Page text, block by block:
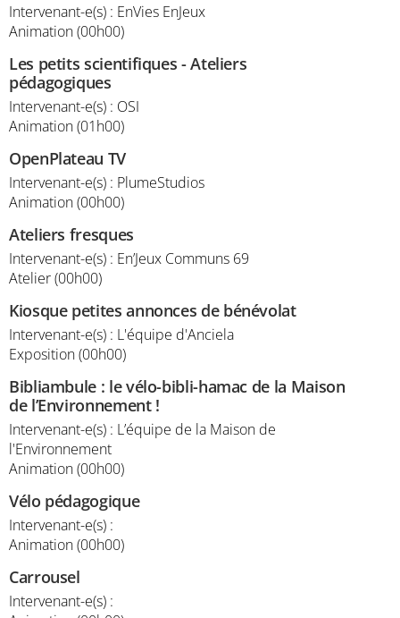
Intervenant-e(s) : EnVies EnJeux
Animation (00h00)
Les petits scientifiques - Ateliers
pédagogiques
Intervenant-e(s) : OSI
Animation (01h00)
OpenPlateau TV
Intervenant-e(s) : PlumeStudios
Animation (00h00)
Ateliers fresques
Intervenant-e(s) : En’Jeux Communs 69
Atelier (00h00)
Kiosque petites annonces de bénévolat
Intervenant-e(s) : L'équipe d'Anciela
Exposition (00h00)
Bibliambule : le vélo-bibli-hamac de la Maison
de l’Environnement !
Intervenant-e(s) : L’équipe de la Maison de
l'Environnement
Animation (00h00)
Vélo pédagogique
Intervenant-e(s) :
Animation (00h00)
Carrousel
Intervenant-e(s) :